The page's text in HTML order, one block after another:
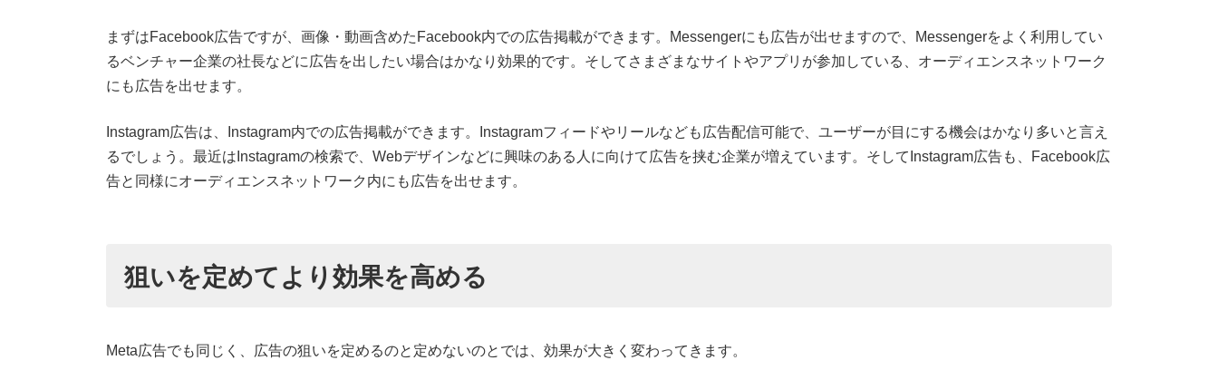
まずはFacebook広告ですが、画像・動画含めたFacebook内での広告掲載ができます。Messengerにも広告が出せますので、Messengerをよく利用してい
るベンチャー企業の社長などに広告を出したい場合はかなり効果的です。そしてさまざまなサイトやアプリが参加している、オーディエンスネットワーク
にも広告を出せます。
Instagram広告は、Instagram内での広告掲載ができます。Instagramフィードやリールなども広告配信可能で、ユーザーが目にする機会はかなり多いと言え
るでしょう。最近はInstagramの検索で、Webデザインなどに興味のある人に向けて広告を挟む企業が増えています。そしてInstagram広告も、Facebook広
告と同様にオーディエンスネットワーク内にも広告を出せます。
狙いを定めてより効果を高める
Meta広告でも同じく、広告の狙いを定めるのと定めないのとでは、効果が大きく変わってきます。